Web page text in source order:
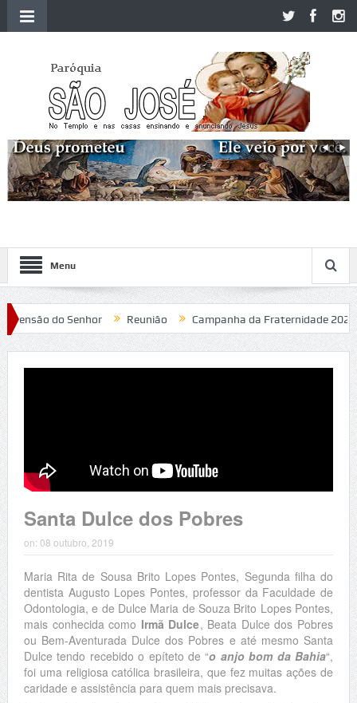
Menu
do Senhor Reunião Campanha da Fraternidade 2020
Santa Dulce dos Pobres
on: 08 outubro, 2019
Maria Rita de Sousa Brito Lopes Pontes, Segunda filha do
dentista Augusto Lopes Pontes, professor da Faculdade de
Odontologia, e de Dulce Maria de Souza Brito Lopes Pontes,
mais conhecida como Irmã Dulce, Beata Dulce dos Pobres
ou Bem-Aventurada Dulce dos Pobres e até mesmo Santa
Dulce tendo recebido o epíteto de “o anjo bom da Bahia“,
foi uma religiosa católica brasileira, que fez muitas ações de
caridade e assistência para quem mais precisava.